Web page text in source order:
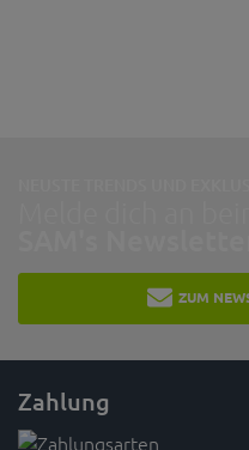
ZUM
Zahlung